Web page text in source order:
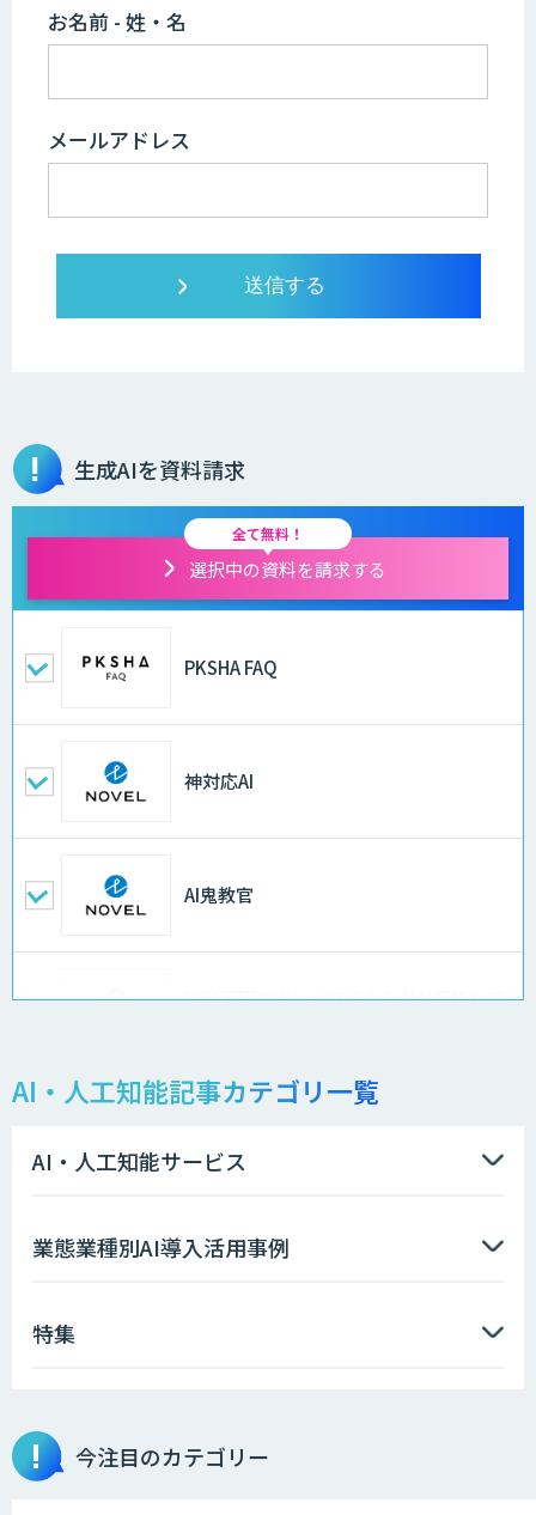
お名前 - 姓・名
メールアドレス
生成AIを資料請求
全て無料！
選択中の資料を請求する
PKSHA FAQ
神対応AI
AI鬼教官
設計不明の古いシステムをAIが解析して
AIエージェント開発支援
AIエンジニアアカデミー（バイブコーデ
aiDAPTIV+
AI・人工知能記事カテゴリ一覧
AI・人工知能サービス
業態業種別AI導入活用事例
特集
今注目のカテゴリー